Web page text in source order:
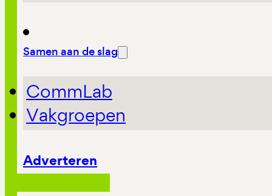
Samen aan de slag
CommLab
Vakgroepen
Adverteren